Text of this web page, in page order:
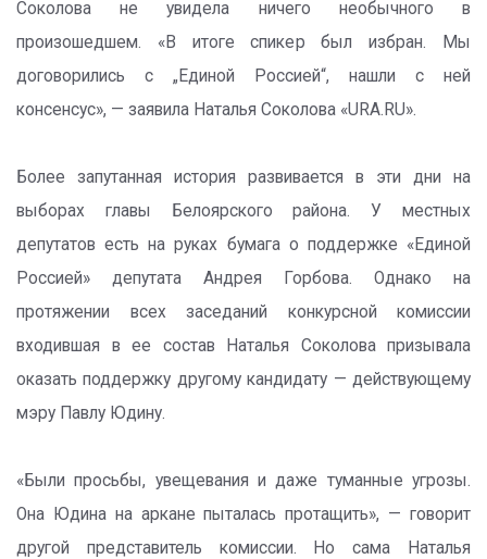
Соколова не увидела ничего необычного в
произошедшем. «В итоге спикер был избран. Мы
договорились с „Единой Россией“, нашли с ней
консенсус», — заявила Наталья Соколова «URA.RU».
Более запутанная история развивается в эти дни на
выборах главы Белоярского района. У местных
депутатов есть на руках бумага о поддержке «Единой
Россией» депутата Андрея Горбова. Однако на
протяжении всех заседаний конкурсной комиссии
входившая в ее состав Наталья Соколова призывала
оказать поддержку другому кандидату — действующему
мэру Павлу Юдину.
«Были просьбы, увещевания и даже туманные угрозы.
Она Юдина на аркане пыталась протащить», — говорит
другой представитель комиссии. Но сама Наталья